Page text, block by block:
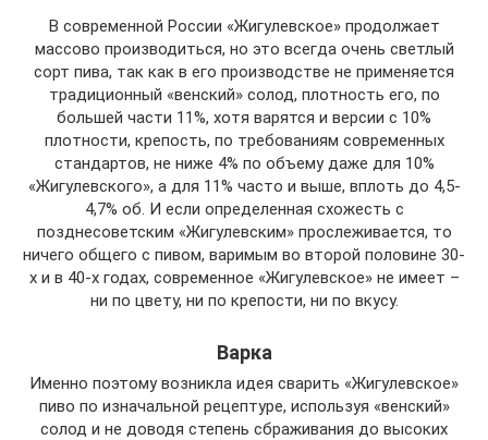
В современной России «Жигулевское» продолжает
массово производиться, но это всегда очень светлый
сорт пива, так как в его производстве не применяется
традиционный «венский» солод, плотность его, по
большей части 11%, хотя варятся и версии с 10%
плотности, крепость, по требованиям современных
стандартов, не ниже 4% по объему даже для 10%
«Жигулевского», а для 11% часто и выше, вплоть до 4,5-
4,7% об. И если определенная схожесть с
позднесоветским «Жигулевским» прослеживается, то
ничего общего с пивом, варимым во второй половине 30-
х и в 40-х годах, современное «Жигулевское» не имеет –
ни по цвету, ни по крепости, ни по вкусу.
Варка
Именно поэтому возникла идея сварить «Жигулевское»
пиво по изначальной рецептуре, используя «венский»
солод и не доводя степень сбраживания до высоких